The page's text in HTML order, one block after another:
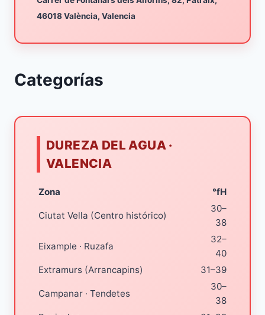
46018 València, Valencia
Categorías
DUREZA DEL AGUA ·
VALENCIA
Zona °fH
Ciutat Vella (Centro histórico)
30–
38
Eixample · Ruzafa
32–
40
Extramurs (Arrancapins)
31–39
Campanar · Tendetes
30–
38